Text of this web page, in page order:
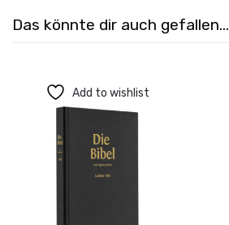
Das könnte dir auch gefallen…
Add to wishlist